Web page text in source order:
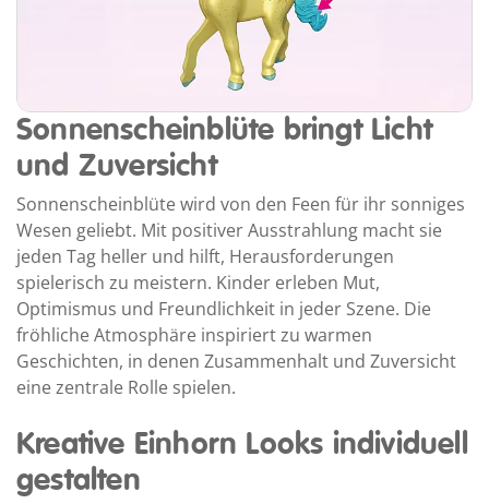
Sonnenscheinblüte bringt Licht
und Zuversicht
Sonnenscheinblüte wird von den Feen für ihr sonniges
Wesen geliebt. Mit positiver Ausstrahlung macht sie
jeden Tag heller und hilft, Herausforderungen
spielerisch zu meistern. Kinder erleben Mut,
Optimismus und Freundlichkeit in jeder Szene. Die
fröhliche Atmosphäre inspiriert zu warmen
Geschichten, in denen Zusammenhalt und Zuversicht
eine zentrale Rolle spielen.
Kreative Einhorn Looks individuell
gestalten